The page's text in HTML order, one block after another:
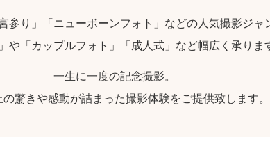
参り」「ニューボーンフォト」などの人気撮影ジャ
や「カップルフォト」「成人式」など幅広く承りま
一生に一度の記念撮影。
驚きや感動が詰まった撮影体験をご提供致します。